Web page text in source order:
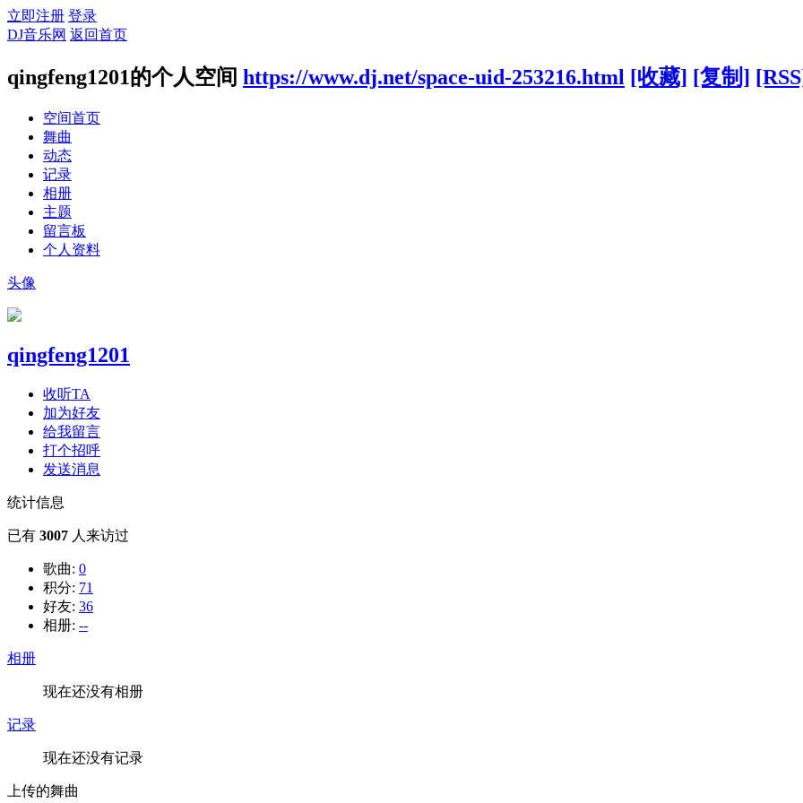
立即注册 登录
DJ音乐网 返回首页
qingfeng1201的个人空间 https://www.dj.net/space-uid-253216.html [收藏] [复制]
空间首页
舞曲
动态
记录
相册
主题
留言板
个人资料
头像
qingfeng1201
收听TA
加为好友
给我留言
打个招呼
发送消息
统计信息
已有 3007 人来访过
歌曲: 0
积分: 71
好友: 36
相册: --
相册
现在还没有相册
记录
现在还没有记录
上传的舞曲